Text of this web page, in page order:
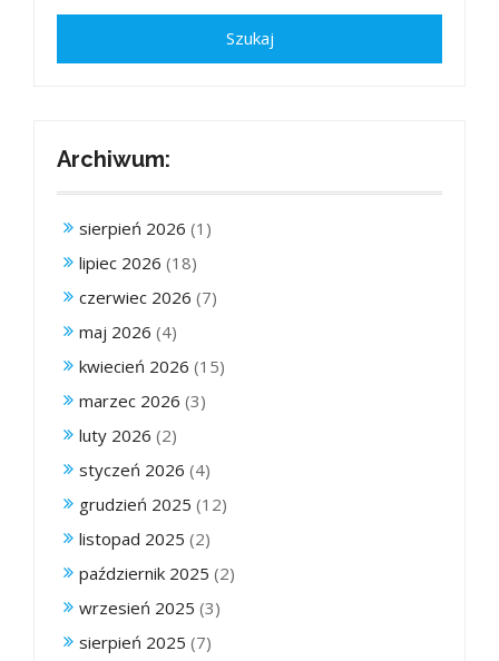
Archiwum:
sierpień 2026 (1)
lipiec 2026 (18)
czerwiec 2026 (7)
maj 2026 (4)
kwiecień 2026 (15)
marzec 2026 (3)
luty 2026 (2)
styczeń 2026 (4)
grudzień 2025 (12)
listopad 2025 (2)
październik 2025 (2)
wrzesień 2025 (3)
sierpień 2025 (7)